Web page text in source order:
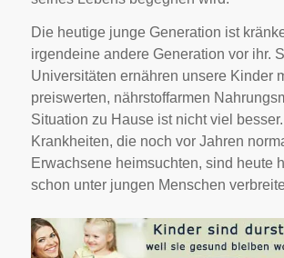
Die heutige junge Generation ist
irgendeine andere Generation vor ihr.
Universitäten ernähren unsere Kinder
preiswerten, nährstoffarmen
Situation zu Hause ist nicht viel
Krankheiten, die noch vor Jahren
Erwachsene heimsuchten, sind heute
schon unter jungen Menschen